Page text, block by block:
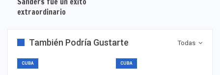
extraordinario
Todas
También Podría Gustarte
CUBA CUBA